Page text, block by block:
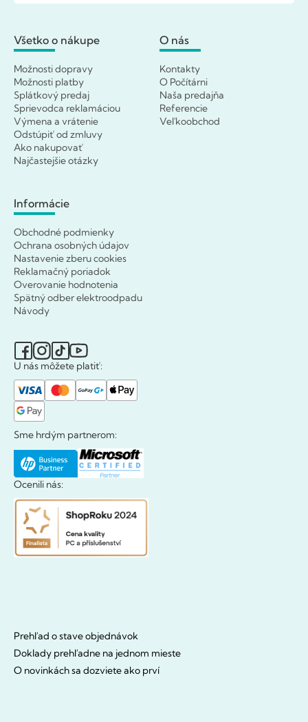
Všetko o nákupe
Možnosti dopravy
Možnosti platby
Splátkový predaj
Sprievodca reklamáciou
Výmena a vrátenie
Odstúpiť od zmluvy
Ako nakupovať
Najčastejšie otázky
O nás
Kontakty
O Počítárni
Naša predajňa
Referencie
Veľkoobchod
Informácie
Obchodné podmienky
Ochrana osobných údajov
Nastavenie zberu cookies
Reklamačný poriadok
Overovanie hodnotenia
Spätný odber elektroodpadu
Návody
U nás môžete platiť:
Sme hrdým partnerom:
Ocenili nás:
Prehľad o stave objednávok
Doklady prehľadne na jednom mieste
O novinkách sa dozviete ako prví